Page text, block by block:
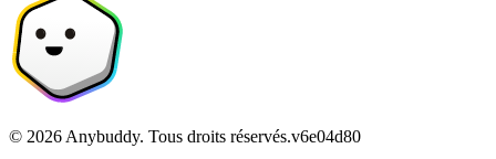
© 2026 Anybuddy. Tous droits réservés.v6e04d80